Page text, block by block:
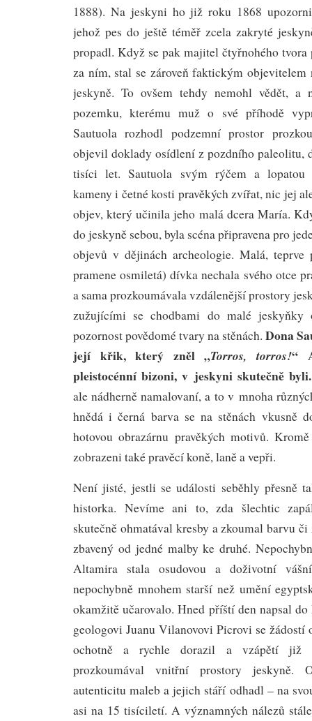
1888). Na jeskyni ho již roku 1868
jehož pes do ještě téměř zcela zakryté
propadl. Když se pak majitel čtyřnohého
za ním, stal se zároveň faktickým objevitelem
jeskyně. To ovšem tehdy nemohl vědět,
pozemku, kterému muž o své příhodě
Sautuola rozhodl podzemní prostor
objevil doklady osídlení z pozdního paleolitu,
tisíci let. Sautuola svým rýčem a lopatou
kameny i četné kosti pravěkých zvířat, nic jej
objev, který učinila jeho malá dcera María.
do jeskyně sebou, byla scéna připravena pro
objevů v dějinách archeologie. Malá, teprve
pramene osmiletá) dívka nechala svého otce
a sama prozkoumávala vzdálenější prostory
zužujícími se chodbami do malé jeskyňky
pozornost povědomé tvary na stěnách.Dona
její křik, který zněl „Torros, torros!“
pleistocénní bizoni, v jeskyni skutečně byli.
ale nádherně namalovaní, a to v mnoha
hnědá i černá barva se na stěnách vkusně
hotovou obrazárnu pravěkých motivů.
zobrazeni také pravěcí koně, laně a vepři.
Není jisté, jestli se události seběhly přesně
historka. Nevíme ani to, zda šlechtic
skutečně ohmatával kresby a zkoumal barvu
zbavený od jedné malby ke druhé.
Altamira stala osudovou a doživotní
nepochybně mnohem starší než umění
okamžitě učarovalo. Hned příští den napsal
geologovi Juanu Vilanovovi Picrovi se
ochotně a rychle dorazil a vzápětí již
prozkoumával vnitřní prostory jeskyně.
autenticitu maleb a jejich stáří odhadl – na
asi na 15 tisíciletí. A významných nálezů